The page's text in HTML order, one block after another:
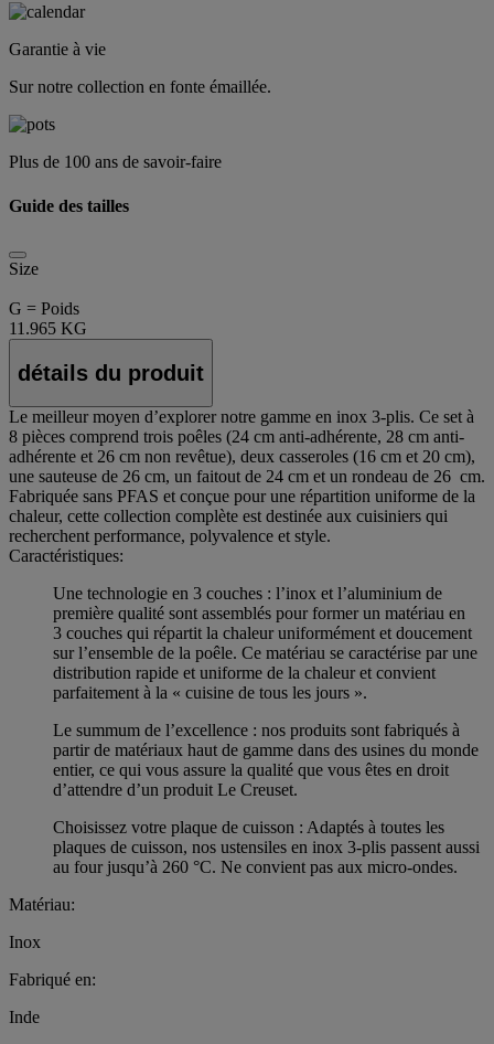
Garantie à vie
Sur notre collection en fonte émaillée.
Plus de 100 ans de savoir-faire
Guide des tailles
Size
G = Poids
11.965 KG
détails du produit
Le meilleur moyen d’explorer notre gamme en inox 3-plis. Ce set à
8 pièces comprend trois poêles (24 cm anti-adhérente, 28 cm anti-
adhérente et 26 cm non revêtue), deux casseroles (16 cm et 20 cm),
une sauteuse de 26 cm, un faitout de 24 cm et un rondeau de 26 cm.
Fabriquée sans PFAS et conçue pour une répartition uniforme de la
chaleur, cette collection complète est destinée aux cuisiniers qui
recherchent performance, polyvalence et style.
Caractéristiques:
Une technologie en 3 couches : l’inox et l’aluminium de
première qualité sont assemblés pour former un matériau en
3 couches qui répartit la chaleur uniformément et doucement
sur l’ensemble de la poêle. Ce matériau se caractérise par une
distribution rapide et uniforme de la chaleur et convient
parfaitement à la « cuisine de tous les jours ».
Le summum de l’excellence : nos produits sont fabriqués à
partir de matériaux haut de gamme dans des usines du monde
entier, ce qui vous assure la qualité que vous êtes en droit
d’attendre d’un produit Le Creuset.
Choisissez votre plaque de cuisson : Adaptés à toutes les
plaques de cuisson, nos ustensiles en inox 3-plis passent aussi
au four jusqu’à 260 °C. Ne convient pas aux micro-ondes.
Matériau:
Inox
Fabriqué en:
Inde